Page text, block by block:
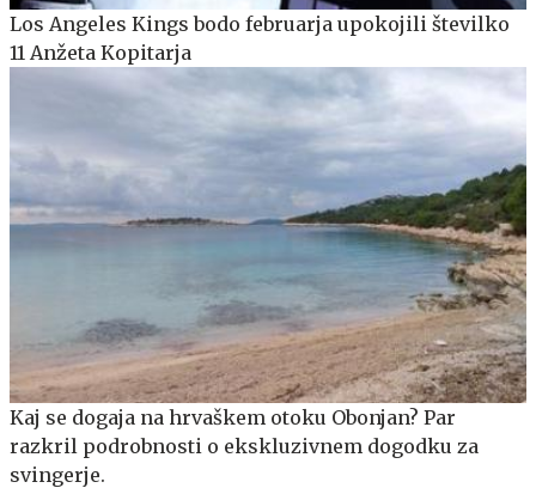
Los Angeles Kings bodo februarja upokojili številko
11 Anžeta Kopitarja
Kaj se dogaja na hrvaškem otoku Obonjan? Par
razkril podrobnosti o ekskluzivnem dogodku za
svingerje.